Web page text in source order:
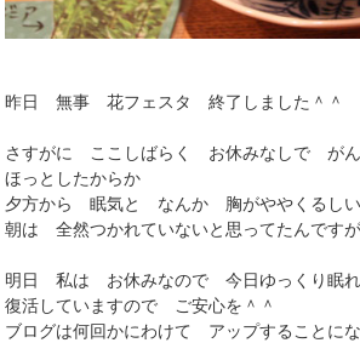
昨日 無事 花フェスタ 終了しました＾＾
さすがに ここしばらく お休みなしで が
ほっとしたからか
夕方から 眠気と なんか 胸がややくるしい
朝は 全然つかれていないと思ってたんですが
明日 私は お休みなので 今日ゆっくり眠
復活していますので ご安心を＾＾
ブログは何回かにわけて アップすることに